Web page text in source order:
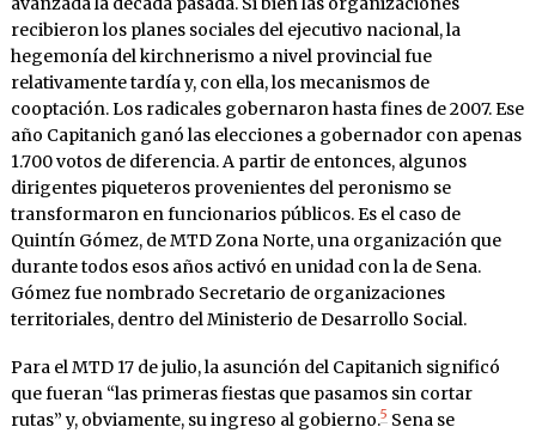
recibieron los planes sociales del ejecutivo nacional, la
hegemonía del kirchnerismo a nivel provincial fue
relativamente tardía y, con ella, los mecanismos de
cooptación. Los radicales gobernaron hasta fines de 2007. Ese
año Capitanich ganó las elecciones a gobernador con apenas
1.700 votos de diferencia. A partir de entonces, algunos
dirigentes piqueteros provenientes del peronismo se
transformaron en funcionarios públicos. Es el caso de
Quintín Gómez, de MTD Zona Norte, una organización que
durante todos esos años activó en unidad con la de Sena.
Gómez fue nombrado Secretario de organizaciones
territoriales, dentro del Ministerio de Desarrollo Social.
Para el MTD 17 de julio, la asunción del Capitanich significó
que fueran “las primeras fiestas que pasamos sin cortar
rutas” y, obviamente, su ingreso al gobierno.5Sena se